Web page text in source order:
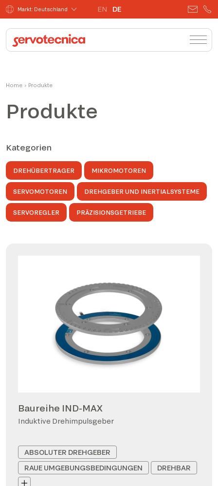
Markt: Deutschland EN DE
Home › Produkte
Produkte
Kategorien
DREHÜBERTRAGER MIKROMOTOREN
SERVOMOTOREN DREHGEBER UND INERTIALSYSTEME
SERVOREGLER PRÄZISIONSGETRIEBE
Baureihe IND-MAX
Induktive Drehimpulsgeber
ABSOLUTER DREHGEBER
RAUE UMGEBUNGSBEDINGUNGEN
DREHBAR